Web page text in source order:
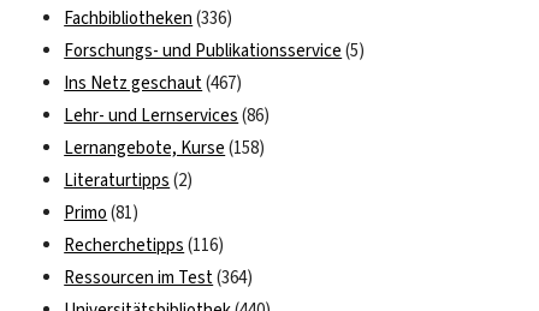
Fachbibliotheken (336)
Forschungs- und Publikationsservice (5)
Ins Netz geschaut(467)
Lehr- und Lernservices (86)
Lernangebote, Kurse (158)
Literaturtipps (2)
Primo (81)
Recherchetipps (116)
Ressourcen im Test(364)